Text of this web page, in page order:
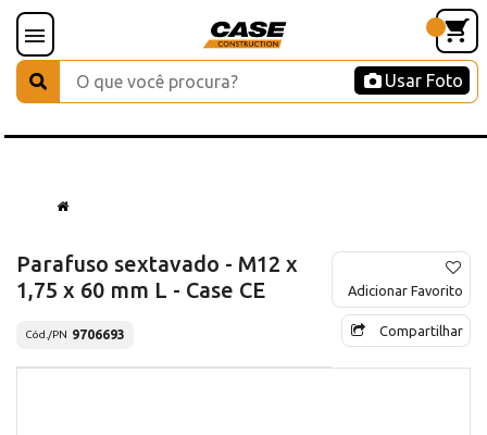
Usar Foto
Parafuso sextavado - M12 x
1,75 x 60 mm L - Case CE
Cód./PN 9706693
Adicionar Favorito
Compartilhar